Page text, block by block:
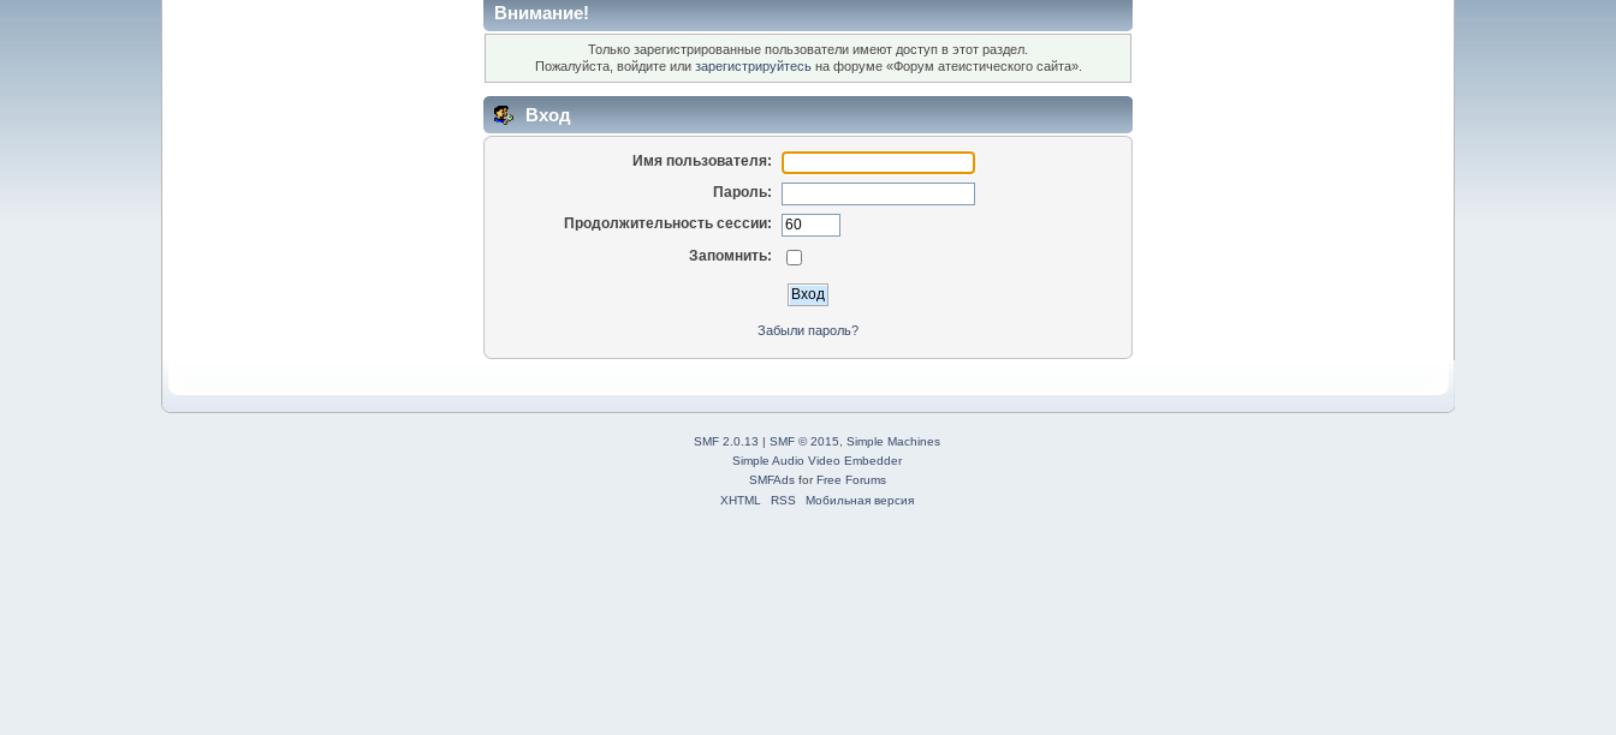
Внимание!
Только зарегистрированные пользователи имеют доступ в этот раздел.
Пожалуйста, войдите или зарегистрируйтесьна форуме «Форум атеистического сайта».
Вход
Имя пользователя:
Пароль:
Продолжительность сессии:
Запомнить:
Забыли пароль?
SMF 2.0.13 | SMF © 2015
Simple Machines
Simple Audio Video Embedder
SMFAdsforFree Forums
XHTML
RSS Мобильная версия